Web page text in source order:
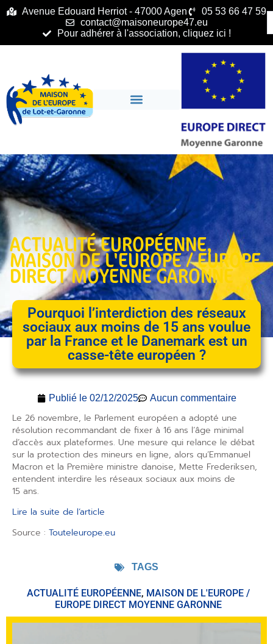
principalAvenue Edouard Herriot - 47000 Agen
05 53 66 47 59
contact@maisoneurope47.eu
Pour adhérer à l'association, cliquez ici !
ACTUALITÉ EUROPÉENNE,
MAISON DE L'EUROPE / EUROPE
DIRECT MOYENNE GARONNE
Pourquoi l’interdiction des réseaux
sociaux aux moins de 15 ans voulue
par la France et le Danemark est un
casse-tête européen ?
Publié le 02/12/2025 Aucun commentaire
Le 26 novembre, le Parlement européen a adopté une
résolution recommandant de fixer à 16 ans l’âge minimal
d’accès aux plateformes. Une mesure qui relance le débat
sur la protection des mineurs en ligne, alors qu’Emmanuel
Macron et la Première ministre danoise, Mette Frederiksen,
entendent interdire les réseaux sociaux aux moins de
15 ans.
Lire la suite de l’article
Source : Touteleurope.eu
TAGS
ACTUALITÉ EUROPÉENNE, MAISON DE L'EUROPE /
EUROPE DIRECT MOYENNE GARONNE